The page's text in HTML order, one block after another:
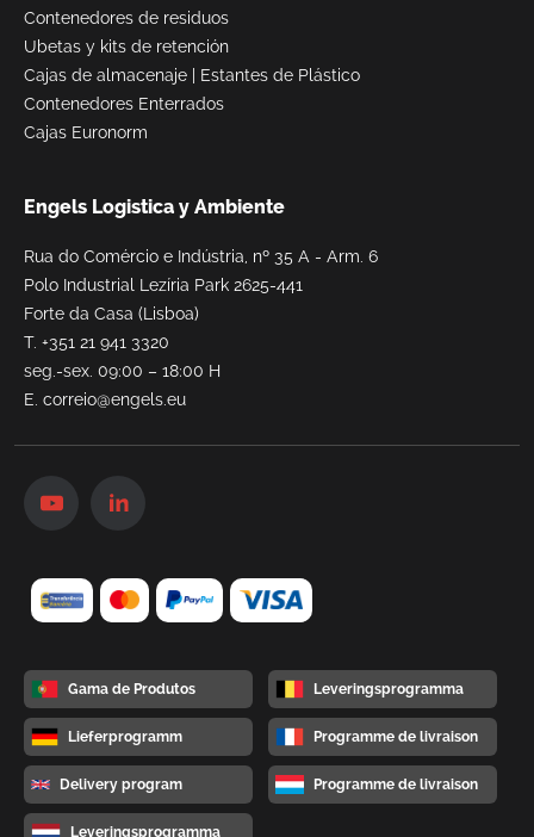
Contenedores de residuos
Ubetas y kits de retención
Cajas de almacenaje | Estantes de Plástico
Contenedores Enterrados
Cajas Euronorm
Engels Logistica y Ambiente
Rua do Comércio e Indústria, nº 35 A - Arm. 6
Polo Industrial Lezíria Park 2625-441
Forte da Casa (Lisboa)
T. +351 21 941 3320
seg.-sex. 09:00 – 18:00 H
E. correio@engels.eu
Gama de Produtos Leveringsprogramma
Lieferprogramm Programme de livraison
Delivery program Programme de livraison
Leveringsprogramma